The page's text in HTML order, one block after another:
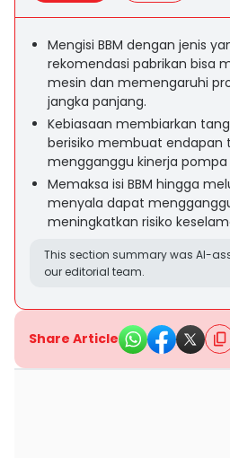
Mengisi BBM dengan jenis
rekomendasi pabrikan bisa
mesin dan memengaruhi
jangka panjang.
Kebiasaan membiarkan
berisiko membuat endapan
mengganggu kinerja pompa
Memaksa isi BBM hingga
menyala dapat
meningkatkan risiko
This section summary was AI-
our editorial team.
Share Article